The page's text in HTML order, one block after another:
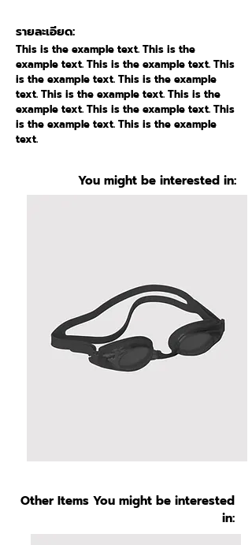
รายละเอียด:
This is the example text. This is the
example text. This is the example text. This
is the example text. This is the example
text. This is the example text. This is the
example text. This is the example text. This
is the example text. This is the example
text.
You might be interested in:
Other Items You might be interested
in: